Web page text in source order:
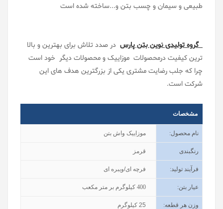
طبیعی و سیمان و چسب بتن و...ساخته شده است
گروه تولیدی نوین بتن پارس در صدد تلاش برای بهترین و بالا
ترین کیفیت درمحصولات موزاییک و محصولات دیگر خود است
چرا که جلب رضایت مشتری یکی از بزرگترین هدف های این
شرکت است.
مشخصات
نام محصول: موزاییک واش بتن
رنگبندی قرمز
فرآیند تولید: فرچه ای/ویبره ای
عیار بتن:
400 کیلوگرم بر متر مکعب
وزن هر قطعه: 25 کیلوگرم